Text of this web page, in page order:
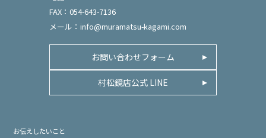
FAX：054-643-7136
メール： info@muramatsu-kagami.com
お問い合わせフォーム
村松鏡店公式 LINE
お伝えしたいこと